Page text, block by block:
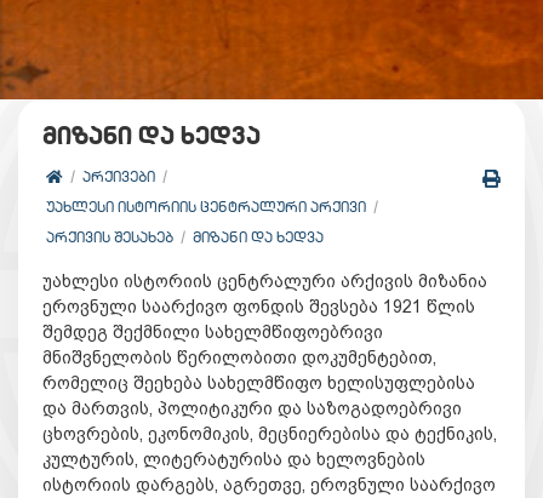
მიზანი და ხედვა
ᲐᲠᲥᲘᲕᲔᲑᲘ
ᲣᲐᲮᲚᲔᲡᲘ ᲘᲡᲢᲝᲠᲘᲘᲡ ᲪᲔᲜᲢᲠᲐᲚᲣᲠᲘ ᲐᲠᲥᲘᲕᲘ
ᲐᲠᲥᲘᲕᲘᲡ ᲨᲔᲡᲐᲮᲔᲑ
ᲛᲘᲖᲐᲜᲘ ᲓᲐ ᲮᲔᲓᲕᲐ
უახლესი ისტორიის ცენტრალური არქივის მიზანია
ეროვნული საარქივო ფონდის შევსება 1921 წლის
შემდეგ შექმნილი სახელმწიფოებრივი
მნიშვნელობის წერილობითი დოკუმენტებით,
რომელიც შეეხება სახელმწიფო ხელისუფლებისა
და მართვის, პოლიტიკური და საზოგადოებრივი
ცხოვრების, ეკონომიკის, მეცნიერებისა და ტექნიკის,
კულტურის, ლიტერატურისა და ხელოვნების
ისტორიის დარგებს, აგრეთვე, ეროვნული საარქივო